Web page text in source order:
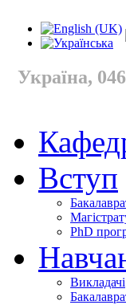
Україна,
Вступ
PhD
Викладачі